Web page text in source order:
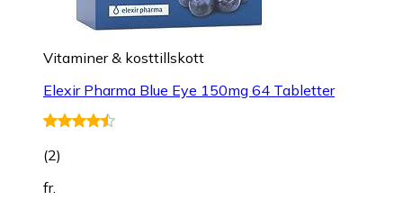
Vitaminer & kosttillskott
Elexir Pharma Blue Eye 150mg 64 Tabletter
(2)
fr.